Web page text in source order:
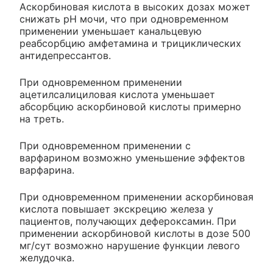
Аскорбиновая кислота в высоких дозах может
снижать pH мочи, что при одновременном
применении уменьшает канальцевую
реабсорбцию амфетамина и трициклических
антидепрессантов.
При одновременном применении
ацетилсалициловая кислота уменьшает
абсорбцию аскорбиновой кислоты примерно
на треть.
При одновременном применении с
варфарином возможно уменьшение эффектов
варфарина.
При одновременном применении аскорбиновая
кислота повышает экскрецию железа у
пациентов, получающих дефероксамин. При
применении аскорбиновой кислоты в дозе 500
мг/сут возможно нарушение функции левого
желудочка.